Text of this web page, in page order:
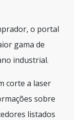
o portal
gama de
industrial.
corte a laser
sobre
listados